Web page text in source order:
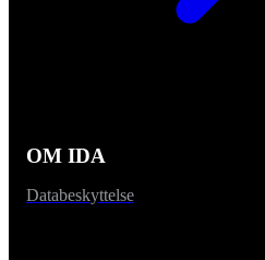
OM IDA
Databeskyttelse